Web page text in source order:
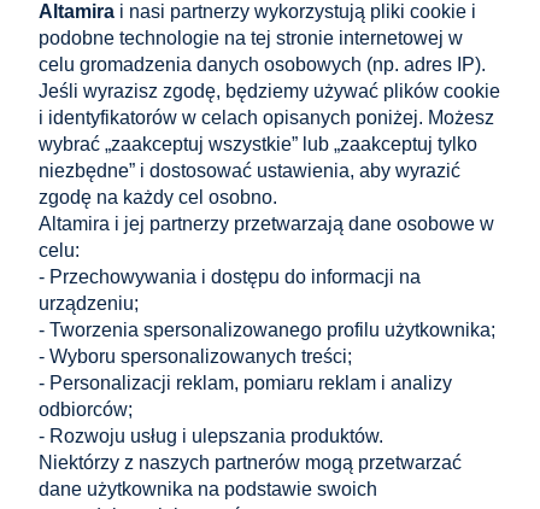
GPV-406-06
SolarEdge S500B –
optymalizator mocy PV
500 W do modułów
fotowoltaicznych
574,87 zł
zawiera 23% VAT, bez kosztów
dostawy
Cena netto: 467,37 zł
do koszyka
Zakupy
Pomoc
Altamira i nasi partnerzy wykorzystują pliki cookie i
podobne technologie na tej stronie internetowej w
celu gromadzenia danych osobowych (np. adres IP).
Jeśli wyrazisz zgodę, będziemy używać plików cookie
i identyfikatorów w celach opisanych poniżej. Możesz
wybrać „zaakceptuj wszystkie” lub „zaakceptuj tylko
niezbędne” i dostosować ustawienia, aby wyrazić
zgodę na każdy cel osobno.
Altamira i jej partnerzy przetwarzają dane osobowe w
celu:
- Przechowywania i dostępu do informacji na
urządzeniu;
- Tworzenia spersonalizowanego profilu użytkownika;
- Wyboru spersonalizowanych treści;
- Personalizacji reklam, pomiaru reklam i analizy
odbiorców;
- Rozwoju usług i ulepszania produktów.
Niektórzy z naszych partnerów mogą przetwarzać
dane użytkownika na podstawie swoich